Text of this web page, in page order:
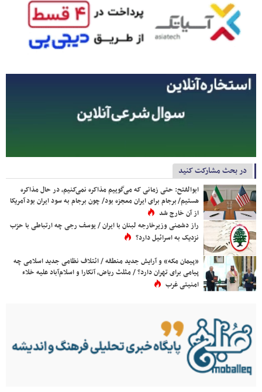
در بحث مشارکت کنید
ابوالفتح: حتی زمانی که می‌گوییم مذاکره نمی‌کنیم، در حال مذاکره
هستیم/ برجام برای ایران معجزه بود/ چون برجام به سود ایران بود آمریکا
از آن خارج شد
راز دشمنی وزیرخارجه لبنان با ایران / یوسف رجی چه ارتباطی با حزب
نزدیک به اسرائیل دارد؟
«پیمان مکه» و آرایش جدید منطقه / ائتلاف نظامی جدید اسلامی چه
پیامی برای تهران دارد؟ / مثلث ریاض، آنکارا و اسلام‌آباد علیه خلاء
امنیتی غرب